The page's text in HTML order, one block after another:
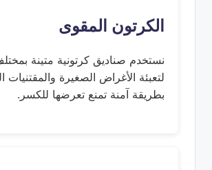
الكرتون المقوى
نستخدم صناديق كرتونية متينة
لتعبئة الأغراض الصغيرة
بطريقة آمنة تمنع تعرضها للكسر.